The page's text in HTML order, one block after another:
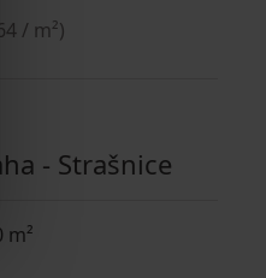
/ m²)
- Strašnice
m²